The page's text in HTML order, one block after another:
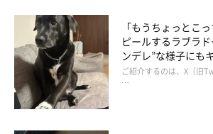
何だかビックリしていますが、ここに座り
族に怒られるとわかっているこむぎ。でも、
ではどきません。
「もうちょっとこ
ピールするラブラ
ンデレ”な様子にも
ご紹介するのは、X（旧
…